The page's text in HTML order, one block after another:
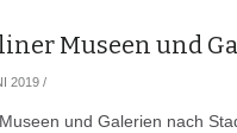
Museen und
2019 /
und Galerien nach